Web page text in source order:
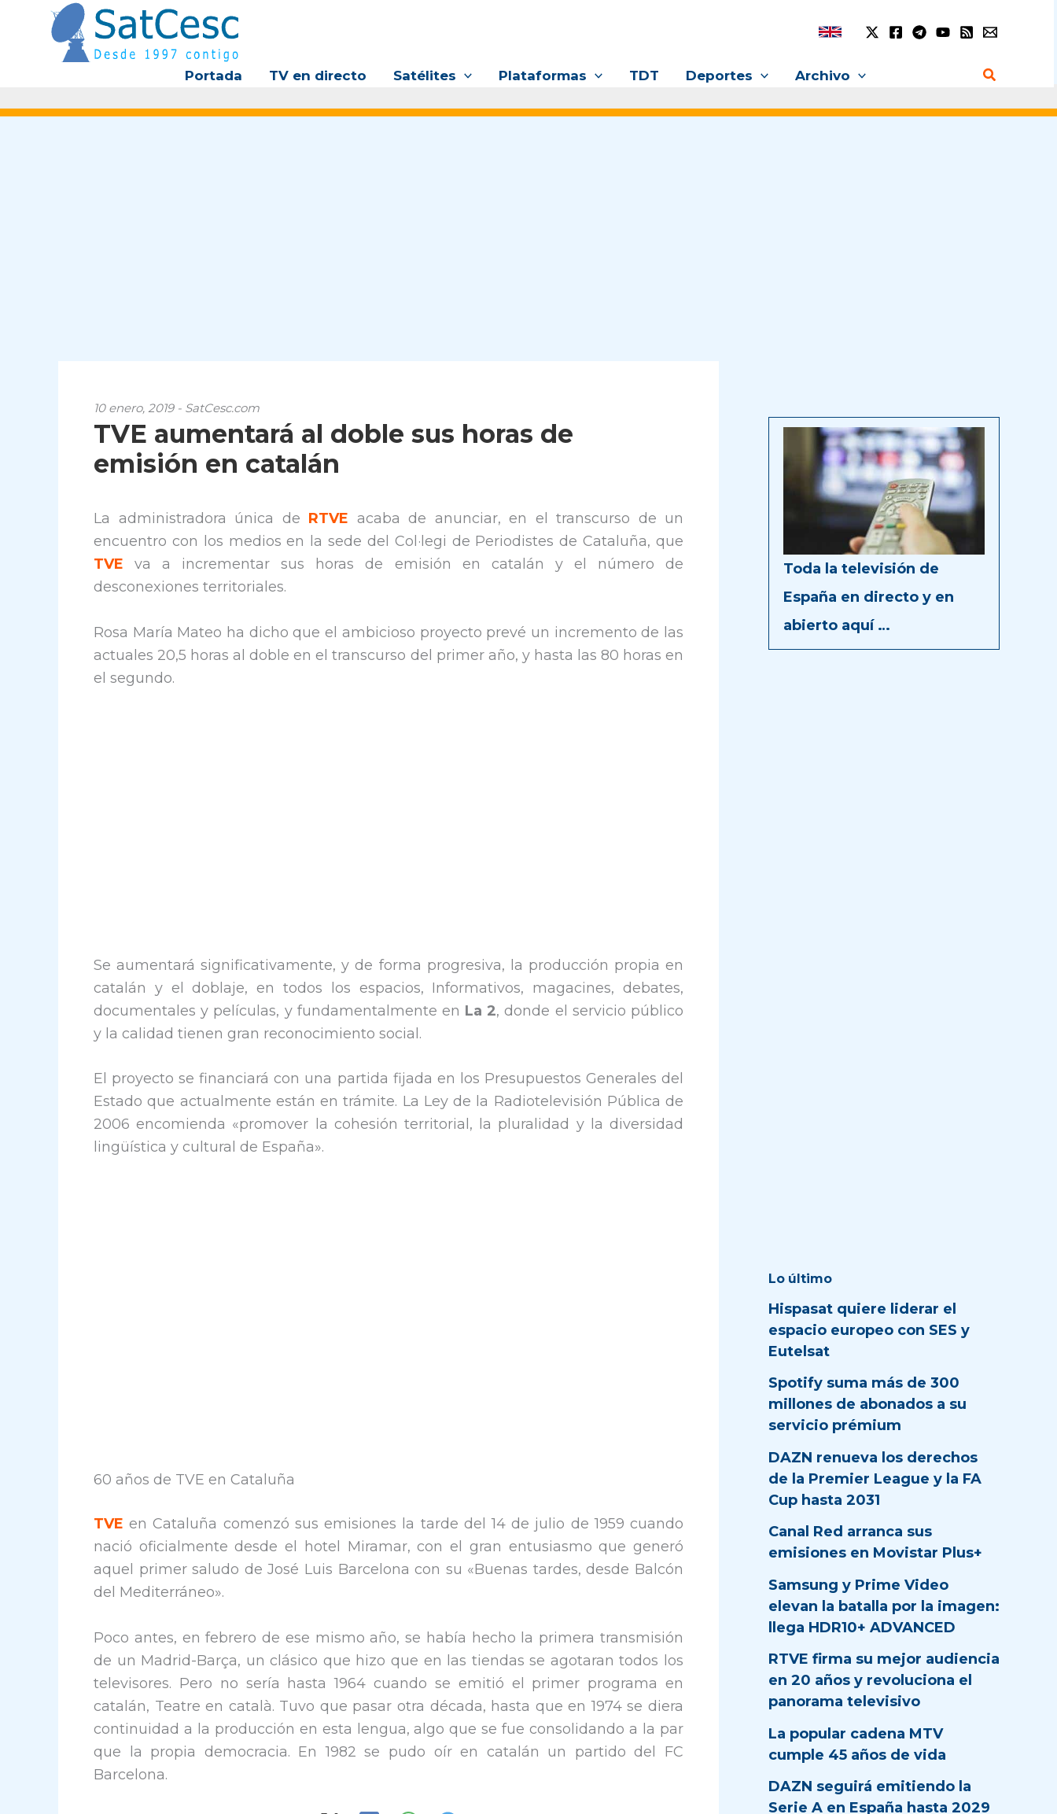
contenido
Portada TV en directo Satélites Plataformas TDT Deportes Archivo Buscar
10 enero, 2019 - SatCesc.com
TVE aumentará al doble sus horas de
emisión en catalán
La administradora única de RTVE acaba de anunciar, en el transcurso de un
encuentro con los medios en la sede del Col·legi de Periodistes de Cataluña, que
TVE va a incrementar sus horas de emisión en catalán y el número de
desconexiones territoriales.
Rosa María Mateo ha dicho que el ambicioso proyecto prevé un incremento de las
actuales 20,5 horas al doble en el transcurso del primer año, y hasta las 80 horas en
el segundo.
Se aumentará significativamente, y de forma progresiva, la producción propia en
catalán y el doblaje, en todos los espacios, Informativos, magacines, debates,
documentales y películas, y fundamentalmente en La 2, donde el servicio público
y la calidad tienen gran reconocimiento social.
El proyecto se financiará con una partida fijada en los Presupuestos Generales del
Estado que actualmente están en trámite. La Ley de la Radiotelevisión Pública de
2006 encomienda «promover la cohesión territorial, la pluralidad y la diversidad
lingüística y cultural de España».
60 años de TVE en Cataluña
TVE en Cataluña comenzó sus emisiones la tarde del 14 de julio de 1959 cuando
nació oficialmente desde el hotel Miramar, con el gran entusiasmo que generó
aquel primer saludo de José Luis Barcelona con su «Buenas tardes, desde Balcón
del Mediterráneo».
Poco antes, en febrero de ese mismo año, se había hecho la primera transmisión
de un Madrid-Barça, un clásico que hizo que en las tiendas se agotaran todos los
televisores. Pero no sería hasta 1964 cuando se emitió el primer programa en
catalán, Teatre en català. Tuvo que pasar otra década, hasta que en 1974 se diera
continuidad a la producción en esta lengua, algo que se fue consolidando a la par
que la propia democracia. En 1982 se pudo oír en catalán un partido del FC
Barcelona.
Toda la televisión de
España en directo y en
abierto aquí …
Lo último
Hispasat quiere liderar el
espacio europeo con SES y
Eutelsat
Spotify suma más de 300
millones de abonados a su
servicio prémium
DAZN renueva los derechos
de la Premier League y la FA
Cup hasta 2031
Canal Red arranca sus
emisiones en Movistar Plus+
Samsung y Prime Video
elevan la batalla por la imagen:
llega HDR10+ ADVANCED
RTVE firma su mejor audiencia
en 20 años y revoluciona el
panorama televisivo
La popular cadena MTV
cumple 45 años de vida
DAZN seguirá emitiendo la
Serie A en España hasta 2029